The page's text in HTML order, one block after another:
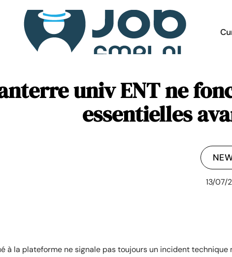
univ ENT ne
essentielles
13/07/
à la plateforme ne signale pas toujours un incident technique